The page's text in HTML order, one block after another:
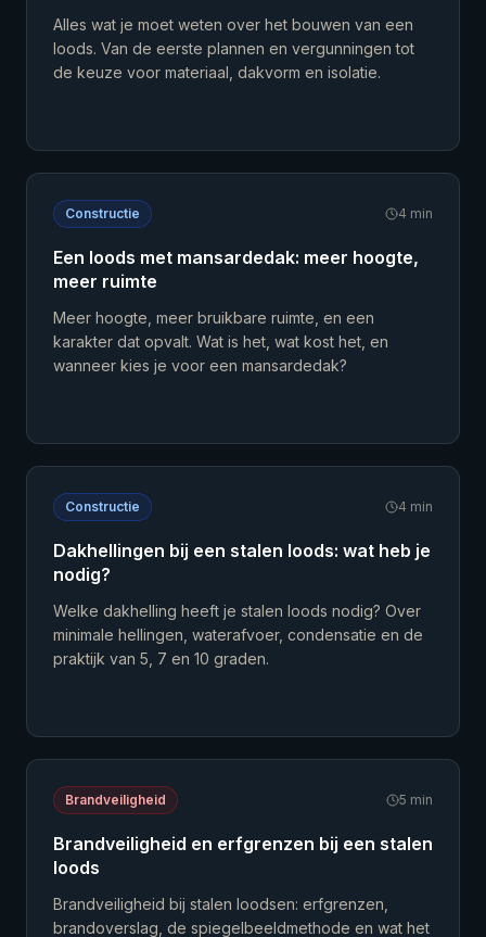
Alles wat je moet weten over het bouwen van een
loods. Van de eerste plannen en vergunningen tot
de keuze voor materiaal, dakvorm en isolatie.
Constructie 4 min
Een loods met mansardedak: meer hoogte,
meer ruimte
Meer hoogte, meer bruikbare ruimte, en een
karakter dat opvalt. Wat is het, wat kost het, en
wanneer kies je voor een mansardedak?
Constructie 4 min
Dakhellingen bij een stalen loods: wat heb je
nodig?
Welke dakhelling heeft je stalen loods nodig? Over
minimale hellingen, waterafvoer, condensatie en de
praktijk van 5, 7 en 10 graden.
Brandveiligheid 5 min
Brandveiligheid en erfgrenzen bij een stalen
loods
Brandveiligheid bij stalen loodsen: erfgrenzen,
brandoverslag, de spiegelbeeldmethode en wat het